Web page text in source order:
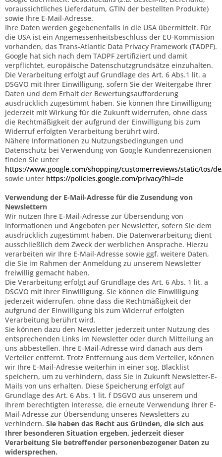
voraussichtliches Lieferdatum, GTIN der bestellten Produkte)
sowie Ihre E-Mail-Adresse.
Ihre Daten werden gegebenenfalls in die USA übermittelt. Für
die USA ist ein Angemessenheitsbeschluss der EU-Kommission
vorhanden, das Trans-Atlantic Data Privacy Framework (TADPF).
Google hat sich nach dem TADPF zertifiziert und damit
verpflichtet, europäische Datenschutzgrundsätze einzuhalten.
Die Verarbeitung erfolgt auf Grundlage des Art. 6 Abs.1 lit. a
DSGVO mit Ihrer Einwilligung, sofern Sie der Weitergabe Ihrer
Daten und dem Erhalt der Bewertungsaufforderung
ausdrücklich zugestimmt haben. Sie können Ihre Einwilligung
jederzeit mit Wirkung für die Zukunft widerrufen, ohne dass
die Rechtmäßigkeit der aufgrund der Einwilligung bis zum
Widerruf erfolgten Verarbeitung berührt wird.
Nähere Informationen zu Nutzungsbedingungen und
Datenschutz bei Verwendung von Google Kundenrezensionen
finden Sie unter
https://www.google.com/shopping/customerreviews/static/tos/
sowie unter https://policies.google.com/privacy?hl=de
Verwendung der E-Mail-Adresse für die Zusendung von
Newslettern
Wir nutzen Ihre E-Mail-Adresse zur Übersendung von
Informationen und Angeboten per Newsletter, sofern Sie dem
ausdrücklich zugestimmt haben. Die Datenverarbeitung dient
ausschließlich dem Zweck der werblichen Ansprache. Hierzu
verarbeiten wir Ihre E-Mail-Adresse sowie ggf. weitere Daten,
die Sie im Rahmen der Anmeldung zu unserem Newsletter
freiwillig gemacht haben.
Die Verarbeitung erfolgt auf Grundlage des Art. 6 Abs. 1 lit. a
DSGVO mit Ihrer Einwilligung. Sie können die Einwilligung
jederzeit widerrufen, ohne dass die Rechtmäßigkeit der
aufgrund der Einwilligung bis zum Widerruf erfolgten
Verarbeitung berührt wird.
Sie können dazu den Newsletter jederzeit unter Nutzung des
entsprechenden Links im Newsletter oder durch Mitteilung an
uns abbestellen. Ihre E-Mail-Adresse wird danach aus dem
Verteiler entfernt. Trotz Entfernung aus dem Verteiler, können
wir Ihre E-Mail-Adresse weiterhin in einer sog. Blacklist
speichern, um zu verhindern, dass Sie in Zukunft Newsletter-E-
Mails von uns erhalten. Diese Speicherung erfolgt auf
Grundlage des Art. 6 Abs. 1 lit. f DSGVO aus unserem und
Ihrem berechtigten Interesse, die erneute Verwendung Ihrer E-
Mail-Adresse zur Übersendung unseres Newsletters zu
verhindern. Sie haben das Recht aus Gründen, die sich aus
Ihrer besonderen Situation ergeben, jederzeit dieser
Verarbeitung Sie betreffender personenbezogener Daten zu
widersprechen.